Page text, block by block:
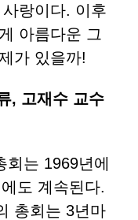
랑이다. 이후
아름다운 그
가 있을까!
, 고재수 교수
회는 1969년에
도 계속된다.
총회는 3년마